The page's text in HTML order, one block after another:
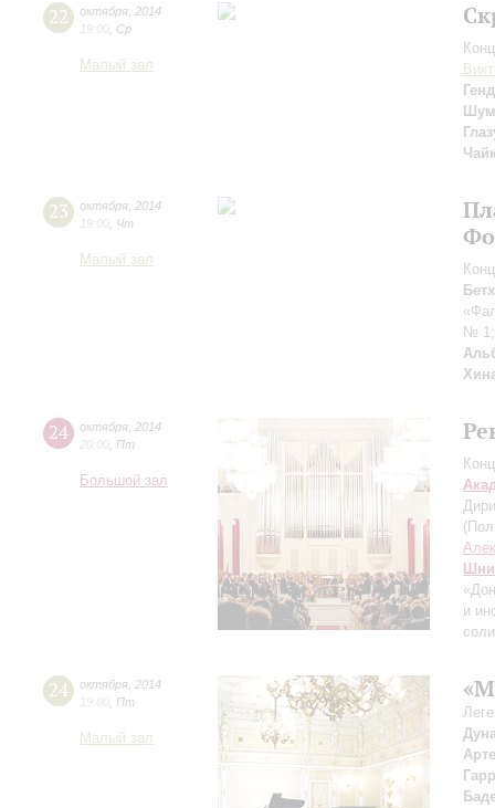
22 октября 2014
19:00 Ср
Малый зал
23 октября 2014
19:00 Чт
Малый зал
№
24 октября 2014
20:00 Пт
Большой зал
и
24 октября 2014
19:00 Пт
Малый зал